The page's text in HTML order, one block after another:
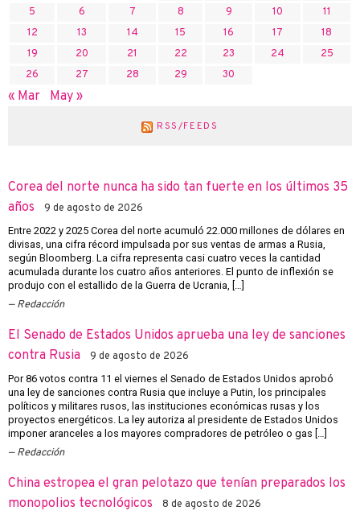
5
6 7 8 9 10
11
12
13 14 15 16 17
18
19
20 21 22 23 24
25
26
27 28 29 30
« Mar May »
RSS/FEEDS
Corea del norte nunca ha sido tan fuerte en los últimos 35
años
9 de agosto de 2026
Entre 2022 y 2025 Corea del norte acumuló 22.000 millones de dólares en
divisas, una cifra récord impulsada por sus ventas de armas a Rusia,
según Bloomberg. La cifra representa casi cuatro veces la cantidad
acumulada durante los cuatro años anteriores. El punto de inflexión se
produjo con el estallido de la Guerra de Ucrania, […]
Redacción
El Senado de Estados Unidos aprueba una ley de sanciones
contra Rusia
9 de agosto de 2026
Por 86 votos contra 11 el viernes el Senado de Estados Unidos aprobó
una ley de sanciones contra Rusia que incluye a Putin, los principales
políticos y militares rusos, las instituciones económicas rusas y los
proyectos energéticos. La ley autoriza al presidente de Estados Unidos
imponer aranceles a los mayores compradores de petróleo o gas […]
Redacción
China estropea el gran pelotazo que tenían preparados los
monopolios tecnológicos
8 de agosto de 2026